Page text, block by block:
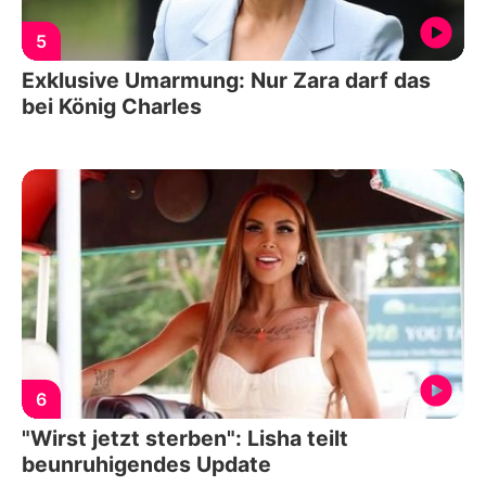
5
Exklusive Umarmung: Nur Zara darf das
bei König Charles
6
"Wirst jetzt sterben": Lisha teilt
beunruhigendes Update